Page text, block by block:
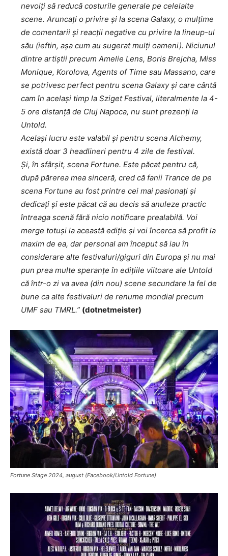
nevoiți să reducă costurile generale pe celelalte
scene. Aruncați o privire și la scena Galaxy, o mulțime
de comentarii și reacții negative cu privire la lineup-ul
său (ieftin, așa cum au sugerat mulți oameni). Niciunul
dintre artiștii precum Amelie Lens, Boris Brejcha, Miss
Monique, Korolova, Agents of Time sau Massano, care
se potrivesc perfect pentru scena Galaxy și care cântă
cam în același timp la Sziget Festival, literalmente la 4-
5 ore distanță de Cluj Napoca, nu sunt prezenți la
Untold.
Același lucru este valabil și pentru scena Alchemy,
există doar 3 headlineri pentru 4 zile de festival.
Și, în sfârșit, scena Fortune. Este păcat pentru că,
după părerea mea sinceră, cred că fanii Trance de pe
scena Fortune au fost printre cei mai pasionați și
dedicați și este păcat că au decis să anuleze practic
întreaga scenă fără nicio notificare prealabilă. Voi
merge totuși la această ediție și voi încerca să profit la
maxim de ea, dar personal am început să iau în
considerare alte festivaluri/giguri din Europa și nu mai
pun prea multe speranțe în edițiile viitoare ale Untold
că într-o zi va avea (din nou) scene secundare la fel de
bune ca alte festivaluri de renume mondial precum
UMF sau TMRL.” (dotnetmeister)
Fortune Stage 2024, august (Facebook/Untold Fortune)